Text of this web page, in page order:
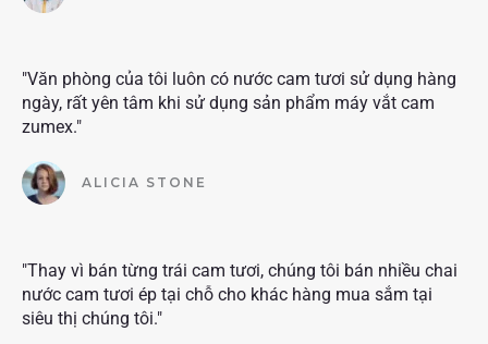
"Văn phòng của tôi luôn có nước cam tươi sử dụng hàng
ngày, rất yên tâm khi sử dụng sản phẩm máy vắt cam
zumex."
ALICIA STONE
"Thay vì bán từng trái cam tươi, chúng tôi bán nhiều chai
nước cam tươi ép tại chỗ cho khác hàng mua sắm tại
siêu thị chúng tôi."